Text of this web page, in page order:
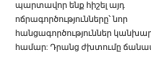
պարտավոր ենք հիշել այդ
ոճրագործությունները՝ նոր
հանցագործություններ
համար: Դրանց ժխտումը